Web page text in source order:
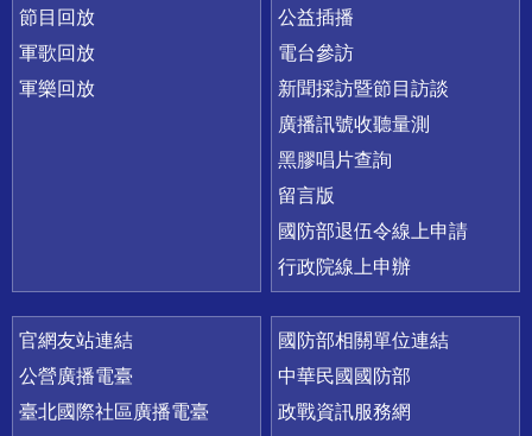
節目回放
軍歌回放
軍樂回放
公益插播
電台參訪
新聞採訪暨節目訪談
廣播訊號收聽量測
黑膠唱片查詢
留言版
國防部退伍令線上申請
行政院線上申辦
官網友站連結
公營廣播電臺
臺北國際社區廣播電臺
國防部相關單位連結
中華民國國防部
政戰資訊服務網